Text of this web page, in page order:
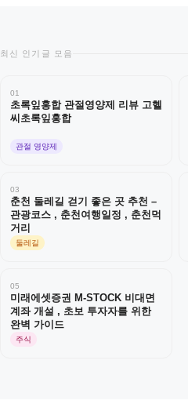
최신 인기글 모음
01
초록잎홍합 관절영양제 리뷰 고헬
씨초록잎홍합
관절 영양제
03
춘천 둘레길 걷기 좋은 곳 추천 –
관광코스 , 춘천여행일정 , 춘천먹
거리
둘레길
05
미래에셋증권 M-STOCK 비대면
계좌 개설 , 초보 투자자를 위한
완벽 가이드
주식